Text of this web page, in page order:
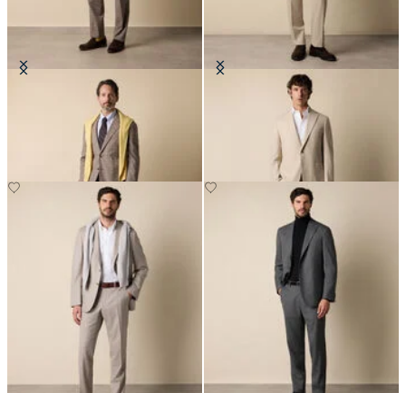
Abito in Misto Cotone Glen Plaid
Abito Tecnico in Lana